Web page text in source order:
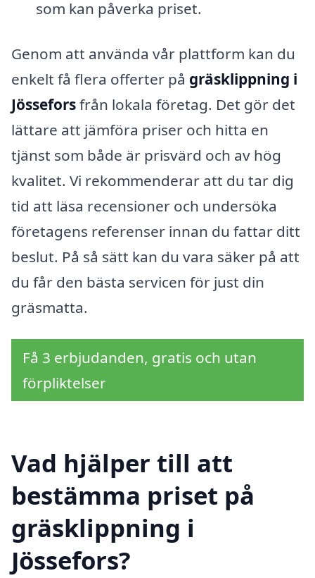
som kan påverka priset.
Genom att använda vår plattform kan du
enkelt få flera offerter på gräsklippning i
Jösseforsfrån lokala företag. Det gör det
lättare att jämföra priser och hitta en
tjänst som både är prisvärd och av hög
kvalitet. Vi rekommenderar att du tar dig
tid att läsa recensioner och undersöka
företagens referenser innan du fattar ditt
beslut. På så sätt kan du vara säker på att
du får den bästa servicen för just din
gräsmatta.
Få 3 erbjudanden, gratis och utan
förpliktelser
Vad hjälper till att
bestämma priset på
gräsklippning i
Jössefors?